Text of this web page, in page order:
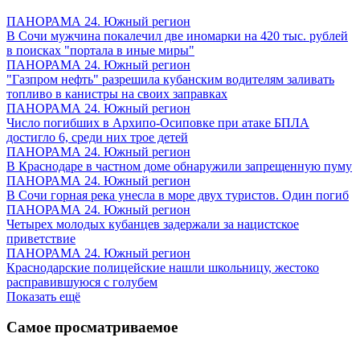
ПАНОРАМА 24. Южный регион
В Сочи мужчина покалечил две иномарки на 420 тыс. рублей
в поисках "портала в иные миры"
ПАНОРАМА 24. Южный регион
"Газпром нефть" разрешила кубанским водителям заливать
топливо в канистры на своих заправках
ПАНОРАМА 24. Южный регион
Число погибших в Архипо-Осиповке при атаке БПЛА
достигло 6, среди них трое детей
ПАНОРАМА 24. Южный регион
В Краснодаре в частном доме обнаружили запрещенную пуму
ПАНОРАМА 24. Южный регион
В Сочи горная река унесла в море двух туристов. Один погиб
ПАНОРАМА 24. Южный регион
Четырех молодых кубанцев задержали за нацистское
приветствие
ПАНОРАМА 24. Южный регион
Краснодарские полицейские нашли школьницу, жестоко
расправившуюся с голубем
Показать ещё
Самое просматриваемое